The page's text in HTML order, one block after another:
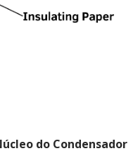
do Condensador